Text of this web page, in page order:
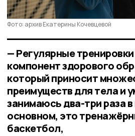
Фото: архив Екатерины Кочевцевой
— Регулярные
компонент здорового
который приносит
преимуществ для тела и
занимаюсь два-три раза
основном, это
баскетбол,